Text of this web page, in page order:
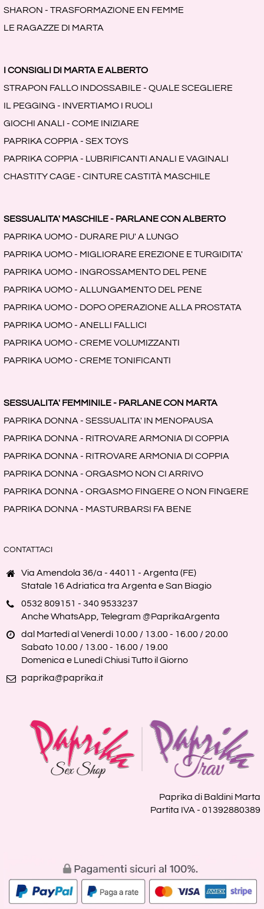
SHARON - TRASFORMAZIONE EN FEMME
LE RAGAZZE DI MARTA
I CONSIGLI DI MARTA E ALBERTO
STRAPON FALLO INDOSSABILE - QUALE SCEGLIERE
IL PEGGING - INVERTIAMO I RUOLI
GIOCHI ANALI - COME INIZIARE
PAPRIKA COPPIA - SEX TOYS
PAPRIKA COPPIA - LUBRIFICANTI ANALI E VAGINALI
CHASTITY CAGE - CINTURE CASTITÀ MASCHILE
SESSUALITA' MASCHILE - PARLANE CON ALBERTO
PAPRIKA UOMO - DURARE PIU' A LUNGO
PAPRIKA UOMO - MIGLIORARE EREZIONE E TURGIDITA'
PAPRIKA UOMO - INGROSSAMENTO DEL PENE
PAPRIKA UOMO - ALLUNGAMENTO DEL PENE
PAPRIKA UOMO - DOPO OPERAZIONE ALLA PROSTATA
PAPRIKA UOMO - ANELLI FALLICI
PAPRIKA UOMO - CREME VOLUMIZZANTI
PAPRIKA UOMO - CREME TONIFICANTI
SESSUALITA' FEMMINILE - PARLANE CON MARTA
PAPRIKA DONNA - SESSUALITA' IN MENOPAUSA
PAPRIKA DONNA - RITROVARE ARMONIA DI COPPIA
PAPRIKA DONNA - RITROVARE ARMONIA DI COPPIA
PAPRIKA DONNA - ORGASMO NON CI ARRIVO
PAPRIKA DONNA - ORGASMO FINGERE O NON FINGERE
PAPRIKA DONNA - MASTURBARSI FA BENE
CONTATTACI
Via Amendola 36/a - 44011 - Argenta (FE)
Statale 16 Adriatica tra Argenta e San Biagio
0532 809151 - 340 9533237
Anche WhatsApp, Telegram @PaprikaArgenta
dal Martedì al Venerdì 10.00 / 13.00 - 16.00 / 20.00
Sabato 10.00 / 13.00 - 16.00 / 19.00
Domenica e Lunedì Chiusi Tutto il Giorno
paprika@paprika.it
Paprika di Baldini Marta
Partita IVA - 01392880389